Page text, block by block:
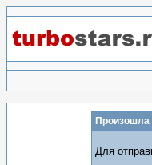
Произошла
Для